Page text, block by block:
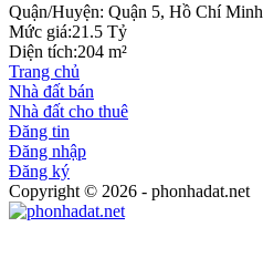
Quận/Huyện: Quận 5, Hồ Chí Minh
Mức giá:21.5 Tỷ
Diện tích:204 m²
Trang chủ
Nhà đất bán
Nhà đất cho thuê
Đăng tin
Đăng nhập
Đăng ký
Copyright © 2026 - phonhadat.net